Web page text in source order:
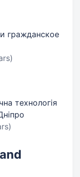
гражданское
технологія